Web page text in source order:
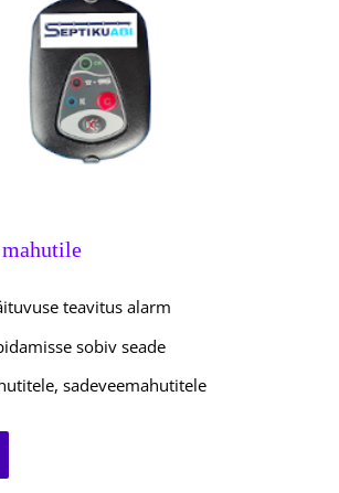
mahutile
teavitus alarm
sobiv seade
sadeveemahutitele